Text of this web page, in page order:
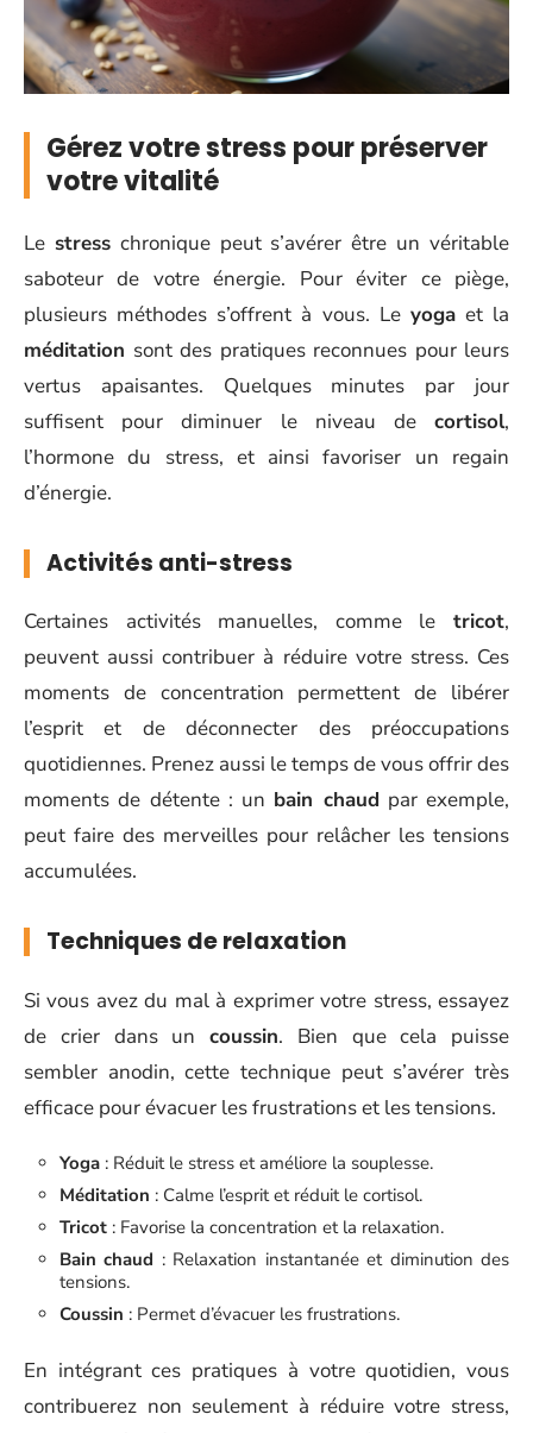
Gérez votre stress pour préserver
votre vitalité
Le stresschronique peut s’avérer être un véritable
saboteur de votre énergie. Pour éviter ce piège,
plusieurs méthodes s’offrent à vous. Le yogaet la
méditation sont des pratiques reconnues pour leurs
vertus apaisantes. Quelques minutes par jour
suffisent pour diminuer le niveau de cortisol,
l’hormone du stress, et ainsi favoriser un regain
d’énergie.
Activités anti-stress
Certaines activités manuelles, comme le tricot,
peuvent aussi contribuer à réduire votre stress. Ces
moments de concentration permettent de libérer
l’esprit et de déconnecter des préoccupations
quotidiennes. Prenez aussi le temps de vous offrir des
moments de détente : un bain chaud par exemple,
peut faire des merveilles pour relâcher les tensions
accumulées.
Techniques de relaxation
Si vous avez du mal à exprimer votre stress, essayez
de crier dans un coussin. Bien que cela puisse
sembler anodin, cette technique peut s’avérer très
efficace pour évacuer les frustrations et les tensions.
Yoga : Réduit le stress et améliore la souplesse.
Méditation : Calme l’esprit et réduit le cortisol.
Tricot : Favorise la concentration et la relaxation.
Bain chaud : Relaxation instantanée et diminution des
tensions.
Coussin : Permet d’évacuer les frustrations.
En intégrant ces pratiques à votre quotidien, vous
contribuerez non seulement à réduire votre stress,